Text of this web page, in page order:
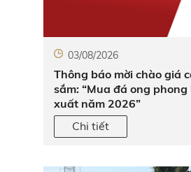
03/08/2026
Thông báo mời chào giá
sắm: “Mua đá ong
xuất năm 2026”
Chi tiết